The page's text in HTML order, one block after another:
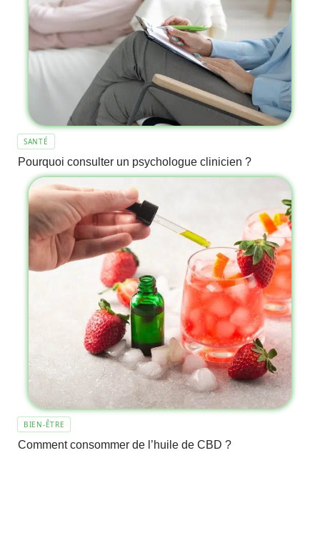
SANTÉ
Pourquoi consulter un psychologue clinicien ?
BIEN-ÊTRE
Comment consommer de l’huile de CBD ?